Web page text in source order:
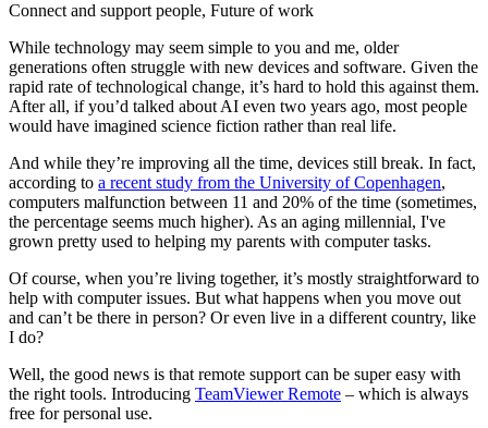
Connect and support people, Future of work
While technology may seem simple to you and me, older
generations often struggle with new devices and software. Given the
rapid rate of technological change, it’s hard to hold this against them.
After all, if you’d talked about AI even two years ago, most people
would have imagined science fiction rather than real life.
And while they’re improving all the time, devices still break. In fact,
according to a recent study from the University of Copenhagen,
computers malfunction between 11 and 20% of the time (sometimes,
the percentage seems much higher). As an aging millennial, I've
grown pretty used to helping my parents with computer tasks.
Of course, when you’re living together, it’s mostly straightforward to
help with computer issues. But what happens when you move out
and can’t be there in person? Or even live in a different country, like
I do?
Well, the good news is that remote support can be super easy with
the right tools. Introducing TeamViewer Remote – which is always
free for personal use.